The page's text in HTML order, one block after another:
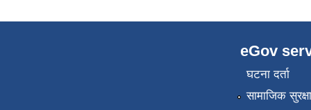
eGov
घटना दर्ता
सामाजिक सुरक्षा